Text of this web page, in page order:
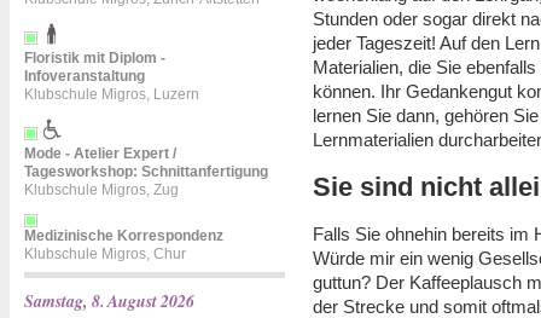
Floristik mit Diplom -
Infoveranstaltung
Klubschule Migros, Luzern
Mode - Atelier Expert /
Tagesworkshop: Schnittanfertigung
Klubschule Migros, Zug
Medizinische Korrespondenz
Klubschule Migros, Chur
Samstag, 8. August 2026
Stunden oder sogar direkt
jeder Tageszeit! Auf den
Materialien, die Sie
können. Ihr Gedankengut
lernen Sie dann, gehören
Lernmaterialien
Sie sind nicht
Falls Sie ohnehin bereits im
Würde mir ein wenig
guttun? Der Kaffeeplausch
der Strecke und somit